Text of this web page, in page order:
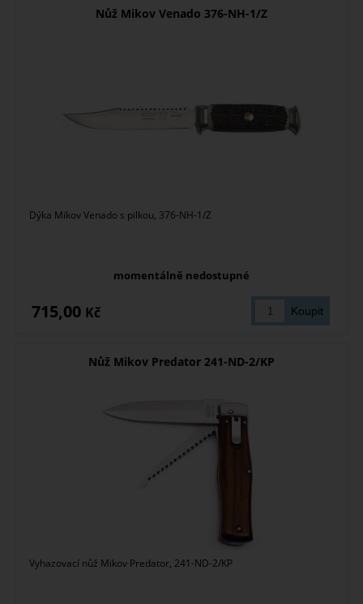
Nůž Mikov Venado 376-NH-1/Z
Dýka Mikov Venado s pilkou, 376-NH-1/Z
momentálně nedostupné
715,00 Kč
Nůž Mikov Predator 241-ND-2/KP
Vyhazovací nůž Mikov Predator, 241-ND-2/KP